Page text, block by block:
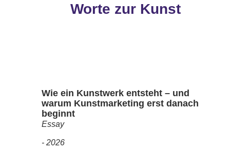
Worte zur Kunst
Wie ein Kunstwerk entsteht – und
warum Kunstmarketing erst danach
beginnt
Essay
- 2026